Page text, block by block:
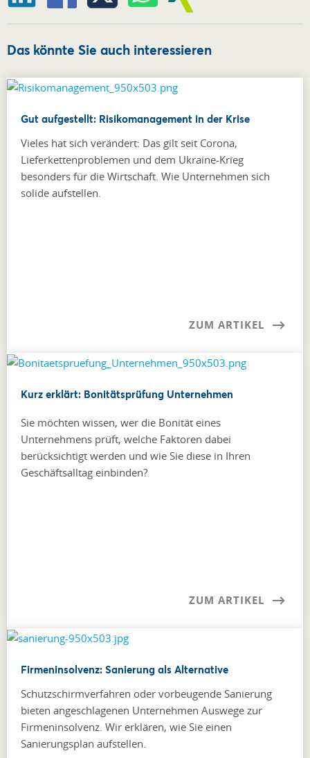
Das könnte Sie auch interessieren
Gut aufgestellt: Risikomanagement in der Krise
Vieles hat sich verändert: Das gilt seit Corona,
Lieferkettenproblemen und dem Ukraine-Krieg
besonders für die Wirtschaft. Wie Unternehmen sich
solide aufstellen.
ZUM ARTIKEL
Kurz erklärt: Bonitätsprüfung Unternehmen
Sie möchten wissen, wer die Bonität eines
Unternehmens prüft, welche Faktoren dabei
berücksichtigt werden und wie Sie diese in Ihren
Geschäftsalltag einbinden?
ZUM ARTIKEL
Firmeninsolvenz: Sanierung als Alternative
Schutzschirmverfahren oder vorbeugende Sanierung
bieten angeschlagenen Unternehmen Auswege zur
Firmeninsolvenz. Wir erklären, wie Sie einen
Sanierungsplan aufstellen.